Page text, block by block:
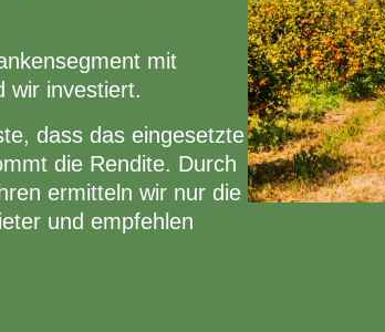
mit
wir investiert.
dass das eingesetzte
die Rendite. Durch
ermitteln wir nur die
und empfehlen